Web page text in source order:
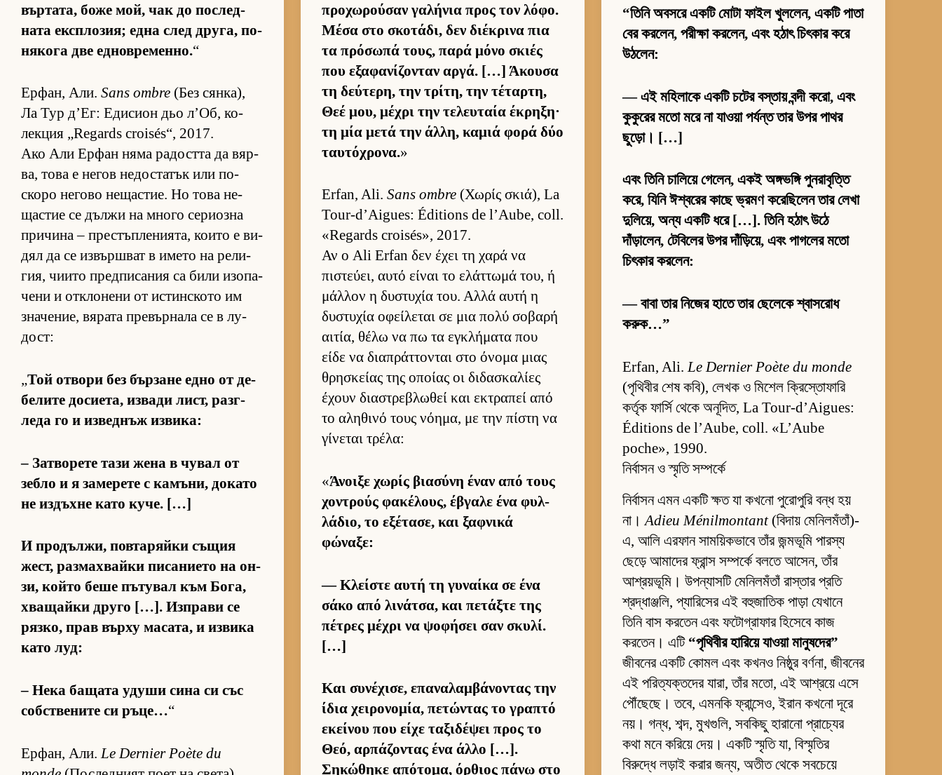
вър­та­та, боже мой, чак до пос­лед­
ната ек­с­п­ло­зия; една след дру­га, по­
ня­кога две ед­нов­ре­мен­но.“
Ер­фан, Али. Sans ombre (Без сян­ка),
Ла Тур д’Ег: Еди­сион дьо л’Об, ко­
лек­ция „Regards croisés“, 2017.
Ако Али Ер­фан няма ра­достта да вяр­
ва, това е не­гов не­дос­та­тък или по-
скоро не­гово не­щас­тие. Но това не­
щас­тие се дължи на много се­ри­озна
при­чина – прес­тъп­ле­ни­я­та, ко­ито е ви­
дял да се из­вър­ш­ват в името на ре­ли­
гия, чи­ито пред­пи­са­ния са били изо­па­
чени и от­к­ло­нени от ис­тин­с­кото им
зна­че­ние, вя­рата пре­вър­нала се в лу­
дост:
„Той от­вори без бър­зане едно от де­
бе­лите до­си­е­та, из­вади лист, раз­г­
леда го и из­вед­нъж из­ви­ка:
– Зат­во­рете тази жена в чу­вал от
зебло и я за­ме­рете с ка­мъ­ни, до­като
не из­дъхне като ку­че. […]
И про­дъл­жи, пов­та­ряйки съ­щия
жест, раз­мах­вайки пи­са­ни­ето на он­
зи, който беше пъ­ту­вал към Бо­га,
хва­щайки друго […]. Из­п­рави се
ряз­ко, прав върху ма­са­та, и из­вика
като луд:
– Нека ба­щата удуши сина си със
соб­с­т­ве­ните си ръ­це…“
Ер­фан, Али.Le Dernier Poète du
προχωρού­σαν γαλήνια προς τον λόφο.
Μέσα στο σκοτάδι, δεν διέκρινα πια
τα πρόσωπά τους, παρά μόνο σκιές
που εξαφανίζονταν αρ­γά. […] Άκουσα
τη δεύ­τερη, την τρίτη, την τέταρ­τη,
Θεέ μου, μέχρι την τελευ­ταία έκρηξη·
τη μία μετά την άλ­λη, καμιά φορά δύο
ταυ­τόχρονα.»
Erfan, Ali.Sans ombre (Χωρίς σκιά), La
Tour-d’Aigues: Éditions de l’Aube, coll.
«Regards croisés», 2017.
Αν ο Ali Erfan δεν έχει τη χαρά να
πιστεύ­ει, αυτό εί­ναι το ελάτ­τωμά του, ή
μάλ­λον η δυστυχία του. Αλλά αυτή η
δυστυχία οφεί­λεται σε μια πολύ σοβαρή
αι­τία, θέλω να πω τα εγκλήματα που
είδε να δια­πράτ­τονται στο όνομα μιας
θρησκείας της οποίας οι διδασκαλίες
έχουν δια­στρεβλωθεί και εκτραπεί από
το αληθινό τους νόη­μα, με την πίστη να
γίνεται τρέλα:
«Άνοιξε χωρίς βια­σύνη έναν από τους
χοντρούς φακέλους, έβγαλε ένα φυλ­
λάδιο, το εξέτασε, και ξαφ­νικά
φώναξε:
— Κλεί­στε αυτή τη γυναίκα σε ένα
σάκο από λινάτσα, και πετάξτε της
πέτρες μέχρι να ψοφήσει σαν σκυλί.
[…]
Και συνέχισε, επαναλαμ­βάνοντας την
ίδια χει­ρονομία, πετώντας το γραπτό
εκεί­νου που είχε ταξιδέψει προς το
Θεό, αρ­πάζοντας ένα άλλο […].
Σηκώθηκε απότομα, όρ­θιος πάνω στο
“তিনি অবসরে একটি মোটা ফাইল খুললেন, একটি পাতা
বের করলেন, পরীক্ষা করলেন, এবং হঠাৎ চিৎকার করে
উঠলেন:
— এই মহিলাকে একটি চটের বস্তায় বন্দী করো, এবং
কুকুরের মতো মরে না যাওয়া পর্যন্ত তার উপর পাথর
ছুড়ো। […]
এবং তিনি চালিয়ে গেলেন, একই অঙ্গভঙ্গি পুনরাবৃত্তি
করে, যিনি ঈশ্বরের কাছে ভ্রমণ করেছিলেন তার লেখা
দুলিয়ে, অন্য একটি ধরে […]. তিনি হঠাৎ উঠে
দাঁড়ালেন, টেবিলের উপর দাঁড়িয়ে, এবং পাগলের মতো
চিৎকার করলেন:
— বাবা তার নিজের হাতে তার ছেলেকে শ্বাসরোধ
করুক…”
Erfan, Ali.Le Dernier Poète du monde
(পৃথিবীর শেষ কবি), লেখক ও মিশেল ক্রিস্তোফারি
কর্তৃক ফার্সি থেকে অনূদিত, La Tour-d’Aigues:
Éditions de l’Aube, coll. «L’Aube
poche», 1990.
নির্বাসন ও স্মৃতি সম্পর্কে
নির্বাসন এমন একটি ক্ষত যা কখনো পুরোপুরি বন্ধ হয়
না।Adieu Ménilmontant(বিদায় মেনিলমঁতাঁ)-
এ, আলি এরফান সাময়িকভাবে তাঁর জন্মভূমি পারস্য
ছেড়ে আমাদের ফ্রান্স সম্পর্কে বলতে আসেন, তাঁর
আশ্রয়ভূমি। উপন্যাসটি মেনিলমঁতাঁ রাস্তার প্রতি
শ্রদ্ধাঞ্জলি, প্যারিসের এই বহুজাতিক পাড়া যেখানে
তিনি বাস করতেন এবং ফটোগ্রাফার হিসেবে কাজ
করতেন। এটি “পৃথিবীর হারিয়ে যাওয়া মানুষদের”
জীবনের একটি কোমল এবং কখনও নিষ্ঠুর বর্ণনা, জীবনের
এই পরিত্যক্তদের যারা, তাঁর মতো, এই আশ্রয়ে এসে
পৌঁছেছে। তবে, এমনকি ফ্রান্সেও, ইরান কখনো দূরে
নয়। গন্ধ, শব্দ, মুখগুলি, সবকিছু হারানো প্রাচ্যের
কথা মনে করিয়ে দেয়। একটি স্মৃতি যা, বিস্মৃতির
বিরুদ্ধে লড়াই করার জন্য, অতীত থেকে সবচেয়ে